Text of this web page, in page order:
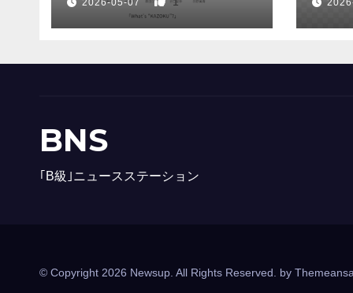
2026-05-07
BNS
｢B級｣ニュースステーション
© Copyright 2026 Newsup. All Rights Reserved. by